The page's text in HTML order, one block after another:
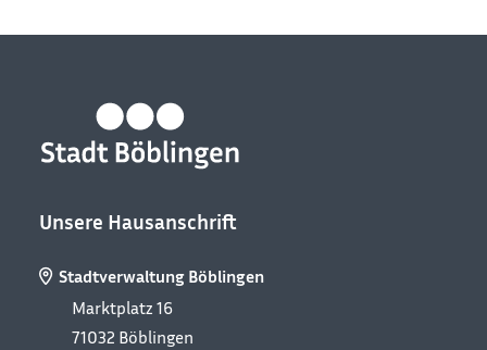
Unsere Hausanschrift
Stadtverwaltung Böblingen
Marktplatz 16
71032 Böblingen